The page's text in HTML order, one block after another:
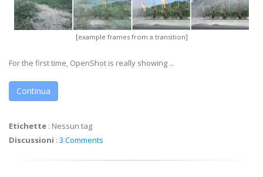
[example frames from a transition]
For the first time, OpenShot is really showing ...
Continua
Etichette : Nessun tag
Discussioni : 3 Comments